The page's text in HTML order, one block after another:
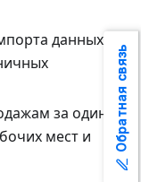
данных и
за один
мест и
Обратная связь